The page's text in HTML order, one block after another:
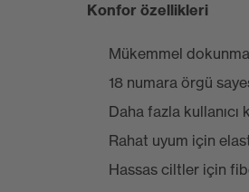
Konfor özellikleri
Mükemmel
18 numara örgü
Daha fazla
Rahat uyum için
Hassas ciltler için